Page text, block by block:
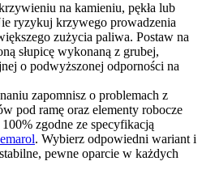
na kamieniu, pękła lub
ryzykuj krzywego prowadzenia
zużycia paliwa. Postaw na
słupicę wykonaną z grubej,
o podwyższonej odporności na
zapomnisz o problemach z
pod ramę oraz elementy robocze
zgodne ze specyfikacją
. Wybierz odpowiedni wariant i
pewne oparcie w każdych